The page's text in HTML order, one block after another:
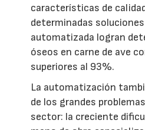
características de
determinadas
automatizada logran
óseos en carne de ave
superiores al 93%.
La automatización
de los grandes
sector: la creciente